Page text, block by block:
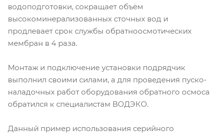
водоподготовки, сокращает объём
высокоминерализованных сточных вод и
продлевает срок службы обратноосмотических
мембран в 4 раза.
Монтаж и подключение установки подрядчик
выполнил своими силами, а для проведения пуско-
наладочных работ оборудования обратного осмоса
обратился к специалистам ВОДЭКО.
Данный пример использования серийного